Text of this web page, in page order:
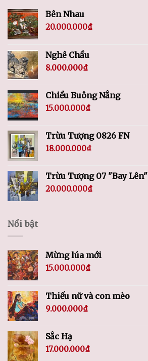
Bên Nhau
20.000.000₫
Nghê Chầu
8.000.000₫
Chiều Buông Nắng
15.000.000₫
Trừu Tượng 0826 FN
18.000.000₫
Trừu Tượng 07 "Bay Lên"
20.000.000₫
Nổi bật
Mừng lúa mới
15.000.000₫
Thiếu nữ và con mèo
9.000.000₫
Sắc Hạ
17.000.000₫